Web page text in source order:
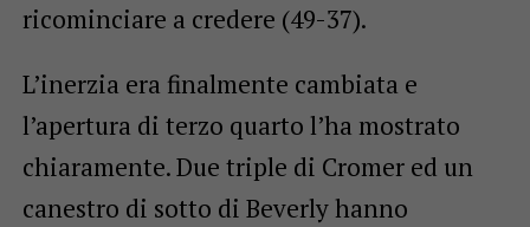
ricominciare a credere (49-37).
L’inerzia era finalmente cambiata e
l’apertura di terzo quarto l’ha mostrato
chiaramente. Due triple di Cromer ed un
canestro di sotto di Beverly hanno